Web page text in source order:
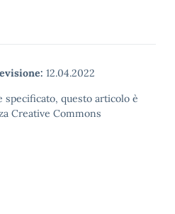
12.04.2022
specificato, questo articolo è
Creative Commons